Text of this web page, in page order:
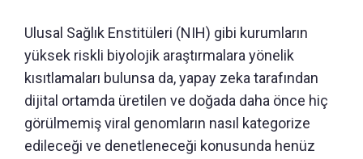
Ulusal Sağlık Enstitüleri (NIH) gibi kurumların
yüksek riskli biyolojik araştırmalara yönelik
kısıtlamaları bulunsa da, yapay zeka tarafından
dijital ortamda üretilen ve doğada daha önce hiç
görülmemiş viral genomların nasıl kategorize
edileceği ve denetleneceği konusunda henüz